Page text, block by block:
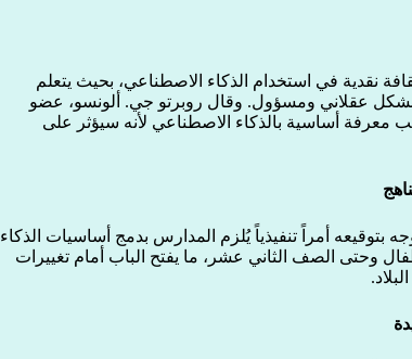
في استخدام الذكاء الاصطناعي، بحيث يتعلم
بشكل عقلاني ومسؤول. وقال روبرتو جي. ألونسو، عضو
أساسية بالذكاء الاصطناعي لأنه سيؤثر على
بتوقيعه أمراً تنفيذياً يُلزم المدارس بدمج أساسيات الذكاء
وحتى الصف الثاني عشر، ما يفتح الباب أمام تغييرات